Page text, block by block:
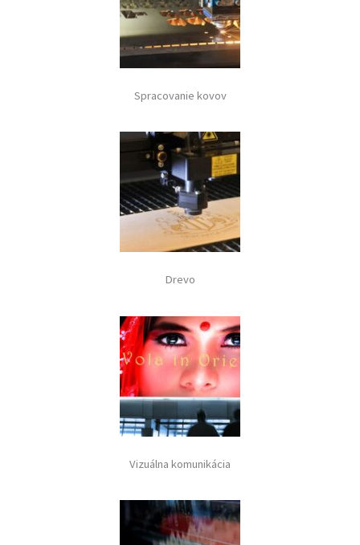
Spracovanie kovov
Drevo
Vizuálna komunikácia